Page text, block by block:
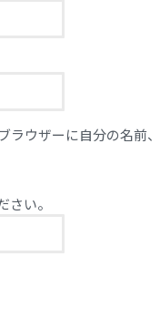
ラウザーに自分の名前
さい。